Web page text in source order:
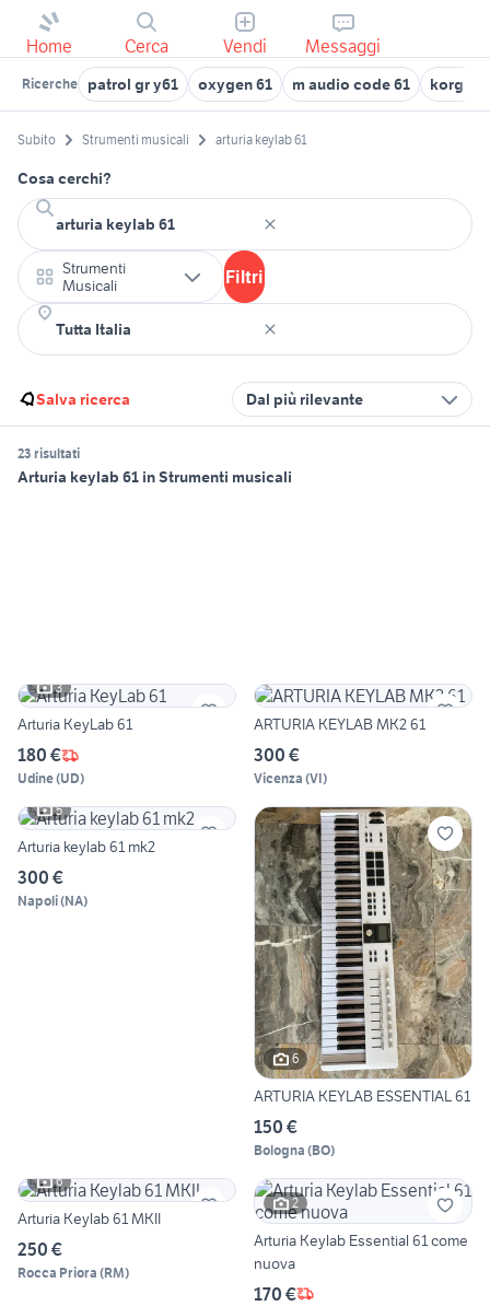
Home Cerca Vendi Messaggi
Ricerche patrol gr y61 oxygen 61 m audio code 61 korg
Subito Strumenti musicali arturia keylab 61
Cosa cerchi?
Strumenti
Musicali
Filtri
Salva ricerca Dal più rilevante
23 risultati
Arturia keylab 61 in Strumenti musicali
3
Arturia KeyLab 61
180 €
Udine(UD)
ARTURIA KEYLAB MK2 61
300 €
Vicenza (VI)
5
Arturia keylab 61 mk2
300 €
Napoli(NA)
6
ARTURIA KEYLAB ESSENTIAL 61
150 €
Bologna (BO)
6
Arturia Keylab 61 MKII
250 €
Rocca Priora (RM)
2
Arturia Keylab Essential 61 come
nuova
170 €